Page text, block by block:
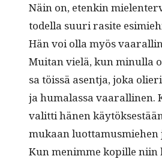
Näin on, etenkin
todel­la suuri rasite
Hän voi olla myös
Mui­tan vielä, kun min­ul­la
sa töis­sä asen­t­ja, joka
ja humalas­sa vaar­alli­nen.
valit­ti hänen
mukaan
Kun menimme kopille niin